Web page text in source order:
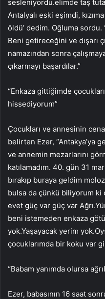
sesleniyordu.elimde taş
Antalyalı eski eşimdi,
öldü’ dedim. Oğluma sordu.
Beni getireceğini ve dışarı
namazından sonra
çıkarmayı başardılar.”
“Enkaza gittiğimde
hissediyorum”
Çocukları ve annesinin
belirten Ezer, “Antakya’ya
ve annemin mezarlarını
katılamadım. 40. gün 31
bırakıp buraya geldim
bulsa da çünkü biliyorum ki
evet güç var güç var
beni istemeden enkaza
yok.Yaşayacak yerim
çocuklarımda bir koku var
“Babam yanımda olursa
Ezer, babasının 16 saat